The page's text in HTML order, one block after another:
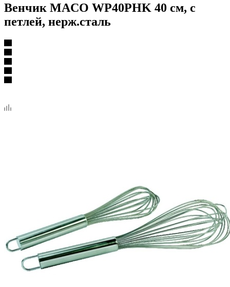
Венчик MACO WP40PHK 40 см, с
петлей, нерж.сталь